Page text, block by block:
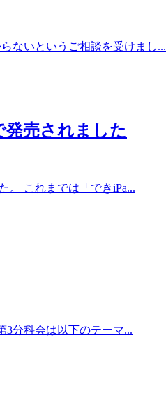
ないというご相談を受けまし...
売されました
。 これまでは「できiPa...
3分科会は以下のテーマ...